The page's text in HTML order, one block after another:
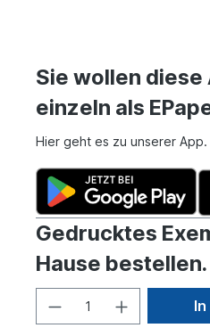
Sie wollen diese
einzeln als
Hier geht es zu unserer App.
Gedrucktes
Hause bestellen.